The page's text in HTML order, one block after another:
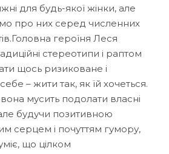
для будь-якої жінки, але
про них серед численних
героїня Леся
стереотипи і раптом
щось ризиковане і
– жити так, як їй хочеться.
мусить подолати власні
будучи позитивною
серцем і почуттям гумору,
що цілком